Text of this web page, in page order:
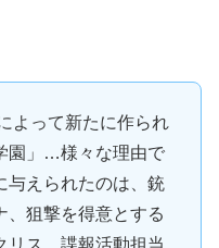
よって新たに作られ
園」…様々な理由で
与えられたのは、銃
、狙撃を得意とする
リス、諜報活動担当